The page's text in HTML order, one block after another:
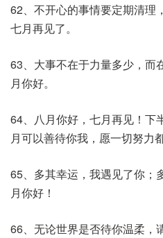
62、不开心的事情要定期清理
七月再见了。
63、大事不在于力量多少，而
月你好。
64、八月你好，七月再见！下
月可以善待你我，愿一切努力
65、多其幸运，我遇见了你；
月你好！
66、无论世界是否待你温柔，